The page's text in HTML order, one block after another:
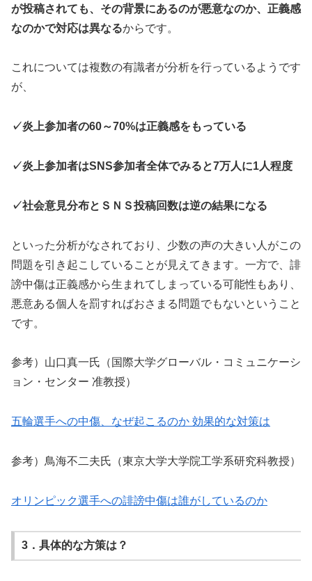
が投稿されても、その背景にあるのが悪意なのか、正義感
なのかで対応は異なるからです。
これについては複数の有識者が分析を行っているようです
が、
✓炎上参加者の60～70%は正義感をもっている
✓炎上参加者はSNS参加者全体でみると7万人に1人程度
✓社会意見分布とＳＮＳ投稿回数は逆の結果になる
といった分析がなされており、少数の声の大きい人がこの
問題を引き起こしていることが見えてきます。一方で、誹
謗中傷は正義感から生まれてしまっている可能性もあり、
悪意ある個人を罰すればおさまる問題でもないということ
です。
参考）山口真一氏（国際大学グローバル・コミュニケーシ
ョン・センター 准教授）
五輪選手への中傷、なぜ起こるのか 効果的な対策は
参考）鳥海不二夫氏（東京大学大学院工学系研究科教授）
オリンピック選手への誹謗中傷は誰がしているのか
3．具体的な方策は？